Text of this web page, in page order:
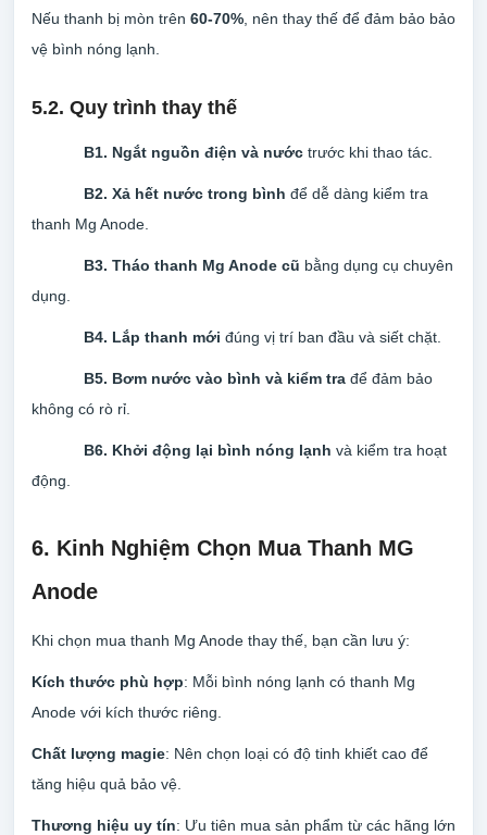
Nếu thanh bị mòn trên 60-70% , nên thay thế để đảm bảo bảo
vệ bình nóng lạnh.
5.2. Quy trình thay thế
B1. Ngắt nguồn điện và nước trước khi thao tác.
B2. Xả hết nước trong bình để dễ dàng kiểm tra
thanh Mg Anode.
B3. Tháo thanh Mg Anode cũ bằng dụng cụ chuyên
dụng.
B4. Lắp thanh mới đúng vị trí ban đầu và siết chặt.
B5. Bơm nước vào bình và kiểm tra để đảm bảo
không có rò rỉ.
B6. Khởi động lại bình nóng lạnh và kiểm tra hoạt
động.
6. Kinh Nghiệm Chọn Mua Thanh MG
Anode
Khi chọn mua thanh Mg Anode thay thế, bạn cần lưu ý:
Kích thước phù hợp: Mỗi bình nóng lạnh có thanh Mg
Anode với kích thước riêng.
Chất lượng magie: Nên chọn loại có độ tinh khiết cao để
tăng hiệu quả bảo vệ.
Thương hiệu uy tín: Ưu tiên mua sản phẩm từ các hãng lớn